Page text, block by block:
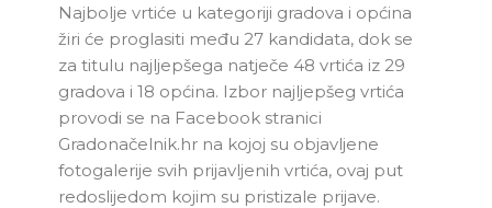
Najbolje vrtiće u kategoriji gradova i općina
žiri će proglasiti među 27 kandidata, dok se
za titulu najljepšega natječe 48 vrtića iz 29
gradova i 18 općina. Izbor najljepšeg vrtića
provodi se na Facebook stranici
Gradonačelnik.hr na kojoj su objavljene
fotogalerije svih prijavljenih vrtića, ovaj put
redoslijedom kojim su pristizale prijave.